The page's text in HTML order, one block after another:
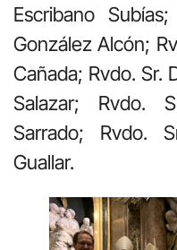
Escribano
González Alcón;
Cañada; Rvdo. Sr.
Salazar; Rvdo.
Sarrado; Rvdo.
Guallar.